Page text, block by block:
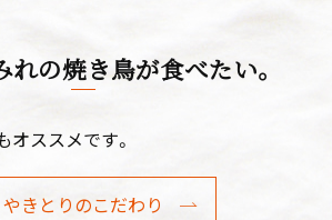
れの焼き鳥が食べたい。
ススメです。
やきとりのこだわり